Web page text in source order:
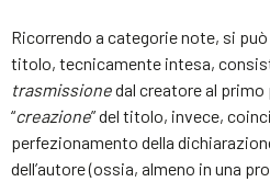
Ricorrendo a categorie note, si può
titolo, tecnicamente intesa,
trasmissionedal creatore al
“creazione” del titolo, invece,
perfezionamento della
dell’autore (ossia, almeno in una